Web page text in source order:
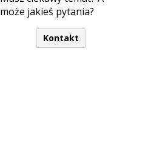
może jakieś pytania?
Kontakt